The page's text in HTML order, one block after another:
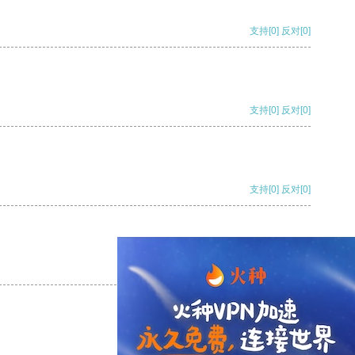
支持[0] 反对[0]
支持[0] 反对[0]
支持[0] 反对[0]
支持
支持[0] 反对[0]